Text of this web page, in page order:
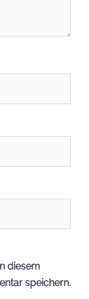
diesem
speichern.